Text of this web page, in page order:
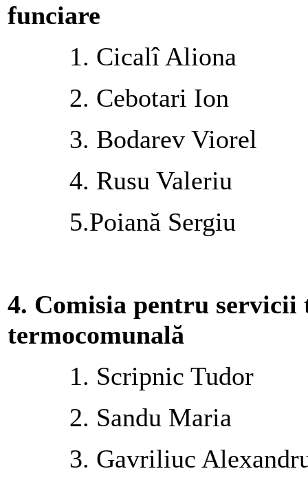
funciare
1. Cicalî Aliona
2. Cebotari Ion
3. Bodarev Viorel
4. Rusu Valeriu
5.Poiană Sergiu
4. Comisia pentru servicii
termocomunală
1. Scripnic Tudor
2. Sandu Maria
3. Gavriliuc